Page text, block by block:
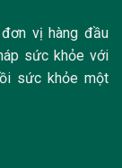
vị hàng đầu
sức khỏe với
sức khỏe một